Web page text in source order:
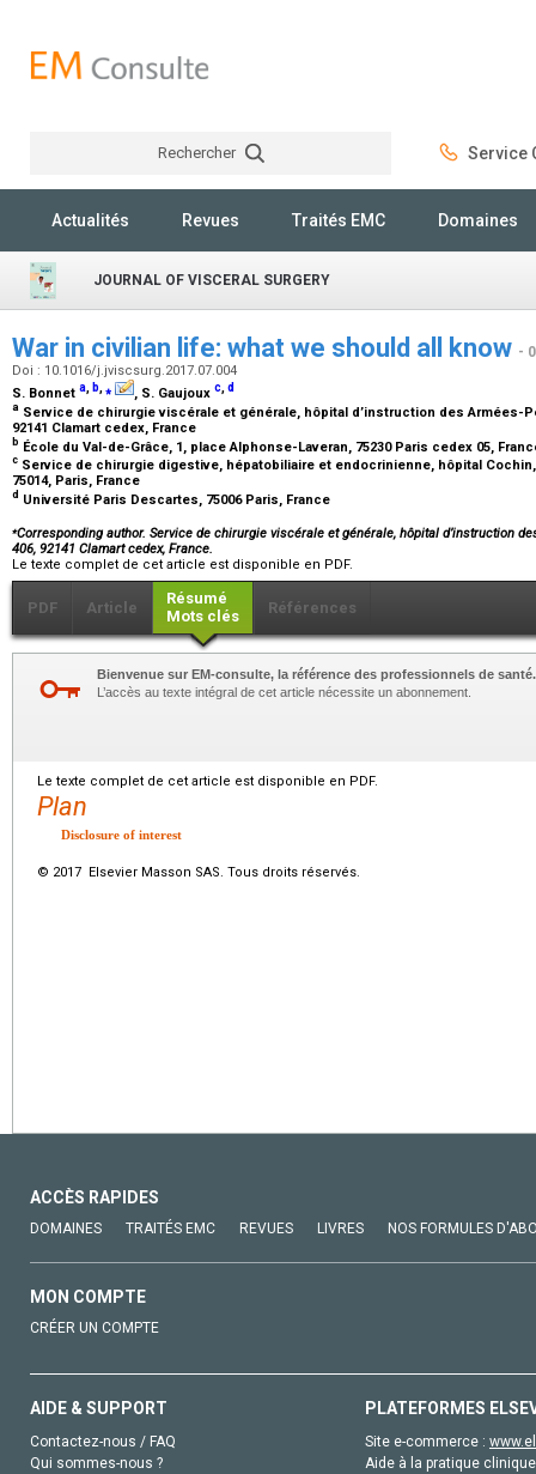
Rechercher Service
Actualités Revues Traités EMC Domaines
JOURNAL OF VISCERAL SURGERY
War in civilian life: what we should all know -
Doi : 10.1016/j.jviscsurg.2017.07.004
S. Bonnet a, b,⁎ , S. Gaujoux c,d
a Service de chirurgie viscérale et générale, hôpital d’instruction des Armées-
92141 Clamart cedex, France
b École du Val-de-Grâce, 1, place Alphonse-Laveran, 75230 Paris cedex 05,
c Service de chirurgie digestive, hépatobiliaire et endocrinienne, hôpital
75014, Paris, France
d Université Paris Descartes, 75006 Paris, France
⁎Corresponding author. Service de chirurgie viscérale et générale, hôpital d’instruction
406, 92141 Clamart cedex, France.
Le texte complet de cet article est disponible en PDF.
PDF Article
Résumé
Mots clés
Références
Bienvenue sur EM-consulte, la référence des professionnels de santé.
L’accès au texte intégral de cet article nécessite un abonnement.
Le texte complet de cet article est disponible en PDF.
Plan
Disclosure of interest
© 2017 Elsevier Masson SAS. Tous droits réservés.
ACCÈS RAPIDES
DOMAINES TRAITÉS EMC REVUES LIVRES NOS FORMULES
MON COMPTE
CRÉER UN COMPTE
AIDE & SUPPORT
Contactez-nous / FAQ
Qui sommes-nous ?
PLATEFORMES
Site e-commerce :
Aide à la pratique